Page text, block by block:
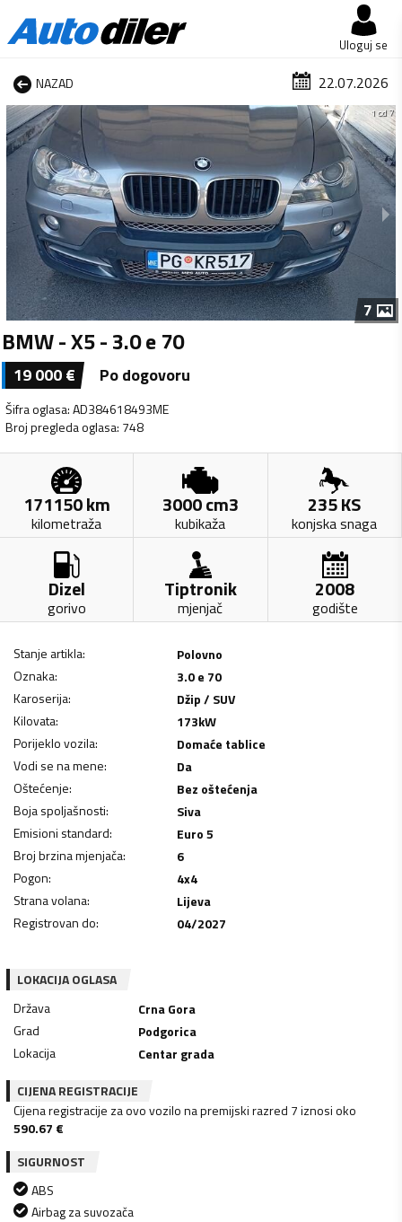
Uloguj se
NAZAD 22.07.2026
1 od 7
7
BMW - X5 - 3.0 e 70
19 000€ Po dogovoru
Šifra oglasa:AD384618493ME
Broj pregleda oglasa: 748
171150km
kilometraža
3000cm3
kubikaža
235KS
konjska snaga
Dizel
gorivo
Tiptronik
mjenjač
2008
godište
Stanje artikla:
Polovno
Oznaka:
3.0 e 70
Karoserija:
Džip / SUV
Kilovata: 173kW
Porijeklo vozila:
Domaće tablice
Vodi se na mene:
Da
Oštećenje:
Bez oštećenja
Boja spoljašnosti:
Siva
Emisioni standard:
Euro 5
Broj brzina mjenjača:
6
Pogon:
4x4
Strana volana:
Lijeva
Registrovan do: 04/2027
LOKACIJA OGLASA
Država
Crna Gora
Grad
Podgorica
Lokacija
Centar grada
CIJENA REGISTRACIJE
Cijena registracije za ovo vozilo na premijski razred 7 iznosi oko
590.67 €
SIGURNOST
ABS
Airbag za suvozača